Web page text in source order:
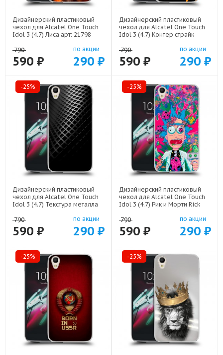
Дизайнерский пластиковый
чехол для Alcatel One Touch
Idol 3 (4.7) Лиса арт: 21798
790
590 ₽
по акции
290 ₽
Дизайнерский пластиковый
чехол для Alcatel One Touch
Idol 3 (4.7) Контер страйк
790
590 ₽
по акции
290 ₽
-25%
Дизайнерский пластиковый
чехол для Alcatel One Touch
Idol 3 (4.7) Текстура металла
790
590 ₽
по акции
290 ₽
-25%
Дизайнерский пластиковый
чехол для Alcatel One Touch
Idol 3 (4.7) Рик и Морти Rick
790
590 ₽
по акции
290 ₽
-25% -25%